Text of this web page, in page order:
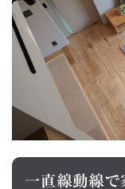
一直線動線で